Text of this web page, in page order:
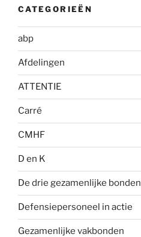
CATEGORIEËN
abp
Afdelingen
ATTENTIE
Carré
CMHF
D en K
De drie gezamenlijke bonden
Defensiepersoneel in actie
Gezamenlijke vakbonden